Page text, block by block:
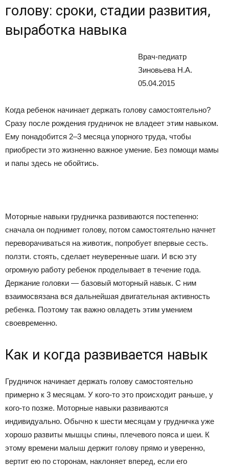
голову: сроки, стадии развития,
выработка навыка
Врач-педиатр
Зиновьева Н.А.
05.04.2015
Когда ребенок начинает держать голову самостоятельно?
Сразу после рождения грудничок не владеет этим навыком.
Ему понадобится 2–3 месяца упорного труда, чтобы
приобрести это жизненно важное умение. Без помощи мамы
и папы здесь не обойтись.
Моторные навыки грудничка развиваются постепенно:
сначала он поднимет голову, потом самостоятельно начнет
переворачиваться на животик, попробует впервые сесть.
ползти. стоять, сделает неуверенные шаги. И всю эту
огромную работу ребенок проделывает в течение года.
Держание головки — базовый моторный навык. С ним
взаимосвязана вся дальнейшая двигательная активность
ребенка. Поэтому так важно овладеть этим умением
своевременно.
Как и когда развивается навык
Грудничок начинает держать голову самостоятельно
примерно к 3 месяцам. У кого-то это происходит раньше, у
кого-то позже. Моторные навыки развиваются
индивидуально. Обычно к шести месяцам у грудничка уже
хорошо развиты мышцы спины, плечевого пояса и шеи. К
этому времени малыш держит голову прямо и уверенно,
вертит ею по сторонам, наклоняет вперед, если его